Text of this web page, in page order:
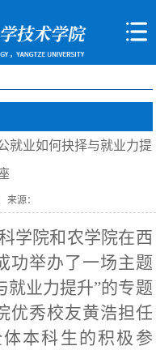
就业如何抉择与就业力提
源：
学院和农学院在西
功举办了一场主题
就业力提升”的专题
优秀校友黄浩担任
本科生的积极参